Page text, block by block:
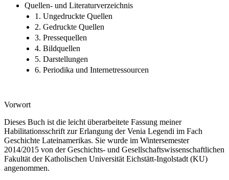
Quellen- und Literaturverzeichnis
1. Ungedruckte Quellen
2. Gedruckte Quellen
3. Pressequellen
4. Bildquellen
5. Darstellungen
6. Periodika und Internetressourcen
Vorwort
Dieses Buch ist die leicht überarbeitete Fassung meiner
Habilitationsschrift zur Erlangung der Venia Legendi im Fach
Geschichte Lateinamerikas. Sie wurde im Wintersemester
2014/2015 von der Geschichts- und Gesellschaftswissenschaftlichen
Fakultät der Katholischen Universität Eichstätt-Ingolstadt (KU)
angenommen.